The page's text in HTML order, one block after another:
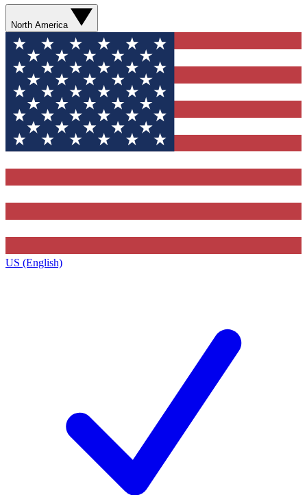
North America
US (English)